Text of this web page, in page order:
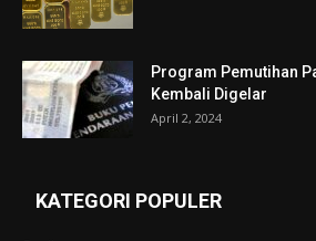
Program Pemutihan
Kembali Digelar
April 2, 2024
KATEGORI POPULER